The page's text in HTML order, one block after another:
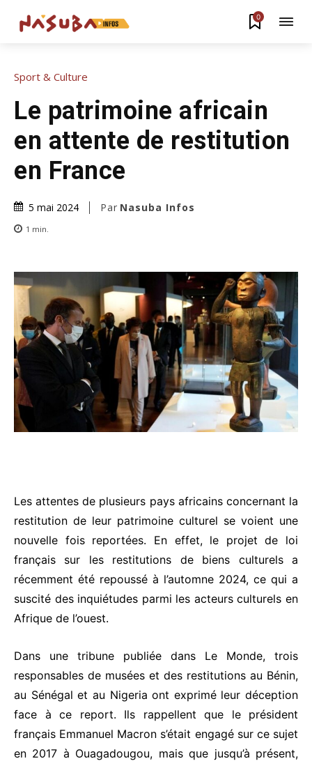
0
Sport & Culture
Le patrimoine africain
en attente de restitution
en France
5 mai 2024 Par Nasuba Infos
1 min.
Les attentes de plusieurs pays africains concernant la
restitution de leur patrimoine culturel se voient une
nouvelle fois reportées. En effet, le projet de loi
français sur les restitutions de biens culturels a
récemment été repoussé à l’automne 2024, ce qui a
suscité des inquiétudes parmi les acteurs culturels en
Afrique de l’ouest.
Dans une tribune publiée dans Le Monde, trois
responsables de musées et des restitutions au Bénin,
au Sénégal et au Nigeria ont exprimé leur déception
face à ce report. Ils rappellent que le président
français Emmanuel Macron s’était engagé sur ce sujet
en 2017 à Ouagadougou, mais que jusqu’à présent,